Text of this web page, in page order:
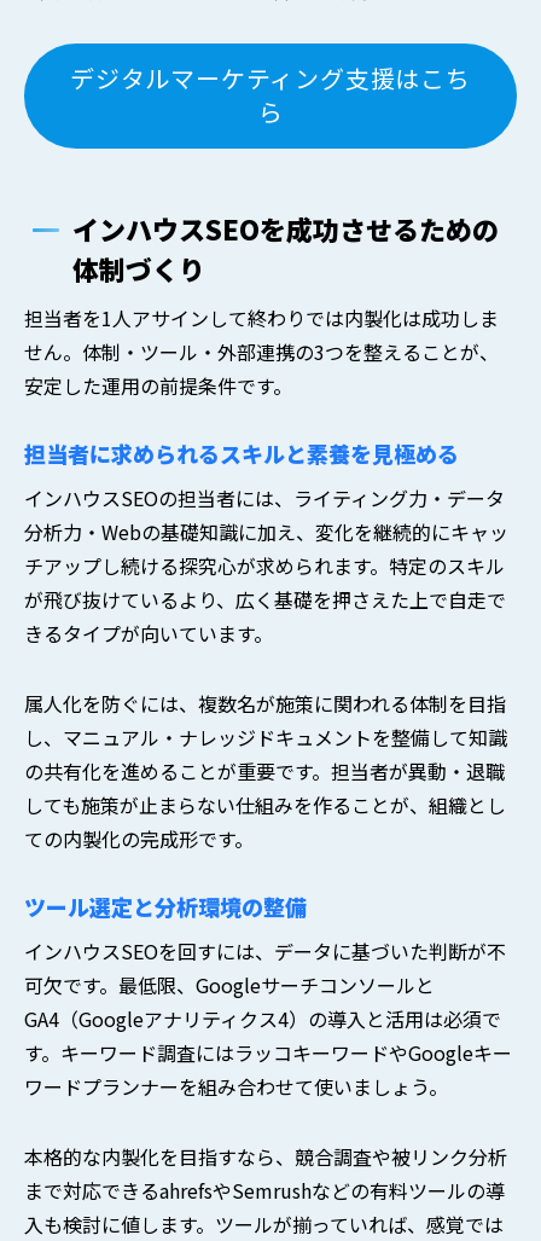
デジタルマーケティング支援はこち
ら
インハウスSEOを成功させるための
体制づくり
担当者を1人アサインして終わりでは内製化は成功しま
せん。体制・ツール・外部連携の3つを整えることが、
安定した運用の前提条件です。
担当者に求められるスキルと素養を見極める
インハウスSEOの担当者には、ライティング力・データ
分析力・Webの基礎知識に加え、変化を継続的にキャッ
チアップし続ける探究心が求められます。特定のスキル
が飛び抜けているより、広く基礎を押さえた上で自走で
きるタイプが向いています。
属人化を防ぐには、複数名が施策に関われる体制を目指
し、マニュアル・ナレッジドキュメントを整備して知識
の共有化を進めることが重要です。担当者が異動・退職
しても施策が止まらない仕組みを作ることが、組織とし
ての内製化の完成形です。
ツール選定と分析環境の整備
インハウスSEOを回すには、データに基づいた判断が不
可欠です。最低限、Googleサーチコンソールと
GA4（Googleアナリティクス4）の導入と活用は必須で
す。キーワード調査にはラッコキーワードやGoogleキー
ワードプランナーを組み合わせて使いましょう。
本格的な内製化を目指すなら、競合調査や被リンク分析
まで対応できるahrefsやSemrushなどの有料ツールの導
入も検討に値します。ツールが揃っていれば、感覚では